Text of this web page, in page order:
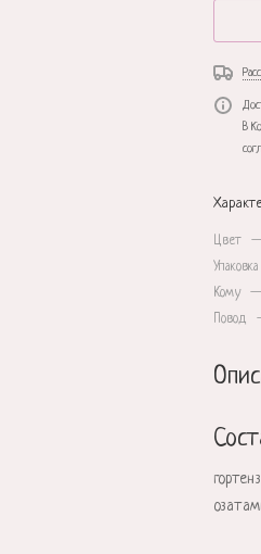
В
Цвет
Упаковка
Кому —
Повод